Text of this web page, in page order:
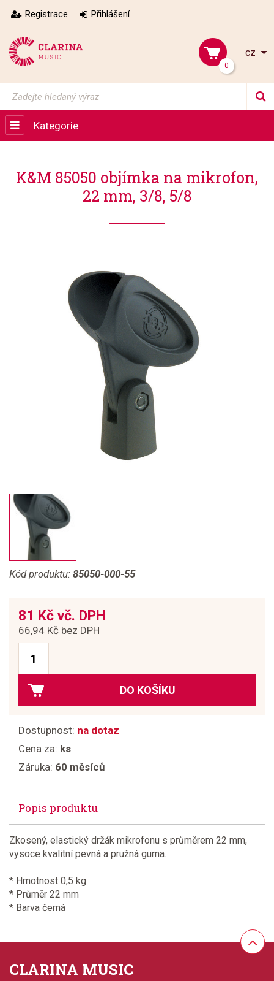
Registrace Přihlášení
0
cz
Kategorie
K&M 85050 objímka na mikrofon,
22 mm, 3/8, 5/8
Kód produktu: 85050-000-55
81 Kč vč. DPH
66,94 Kč bez DPH
DO KOŠÍKU
Dostupnost: na dotaz
Cena za: ks
Záruka: 60 měsíců
Popis produktu
Zkosený, elastický držák mikrofonu s průměrem 22 mm,
vysoce kvalitní pevná a pružná guma.
* Hmotnost 0,5 kg
* Průměr 22 mm
* Barva černá
CLARINA MUSIC